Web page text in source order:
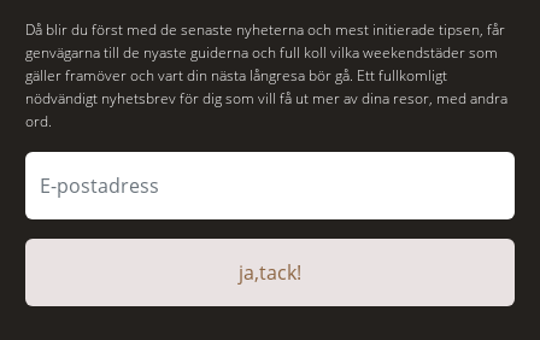
Då blir du först med de senaste nyheterna och mest initierade tipsen, får
genvägarna till de nyaste guiderna och full koll vilka weekendstäder som
gäller framöver och vart din nästa långresa bör gå. Ett fullkomligt
nödvändigt nyhetsbrev för dig som vill få ut mer av dina resor, med andra
ord.
ja,tack!